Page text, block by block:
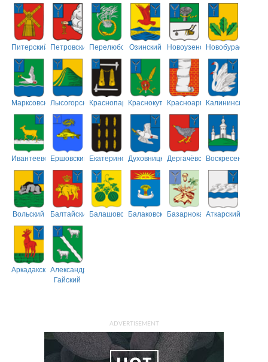
Питерский ПетровскийПерелюбскийОзинский НовоузенскийНовобурасский
МарксовскийЛысогорскийКраснопартизанский
КраснокутскийКрасноармейский
Калининский
ИвантеевскийЕршовский ЕкатериновскийДуховницкийДергачёвскийВоскресенский
Вольский БалтайскийБалашовскийБалаковскийБазарнокарабулакский
Аткарский
АркадакскийАлександрово-
Гайский
ADVERTISEMENT